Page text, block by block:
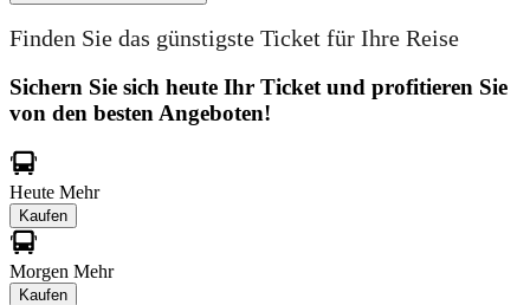
Finden Sie das günstigste Ticket für Ihre Reise
Sichern Sie sich heute Ihr Ticket und profitieren Sie
von den besten Angeboten!
Heute Mehr
Kaufen
Morgen Mehr
Kaufen